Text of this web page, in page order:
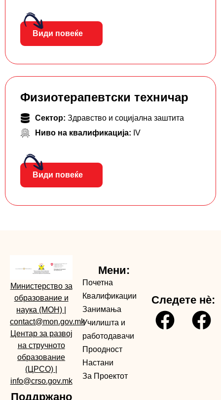
Види повеќе
Физиотерапевтски техничар
Сектор: Здравство и социјална заштита
Ниво на квалификација: IV
Види повеќе
Министерство за
образование и
наука (МОН)
contact@mon.gov.mk
Центар за развој
на стручното
образование
(ЦРСО)
info@crso.gov.mk
Поддржано
Мени:
Почетна
Квалификации
Занимања
Училишта и
работодавачи
Проодност
Настани
За Проектот
Следете нè: